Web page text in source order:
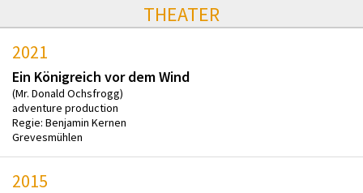
THEATER
2021
Ein Königreich vor dem Wind
(Mr. Donald Ochsfrogg)
adventure production
Regie: Benjamin Kernen
Grevesmühlen
2015